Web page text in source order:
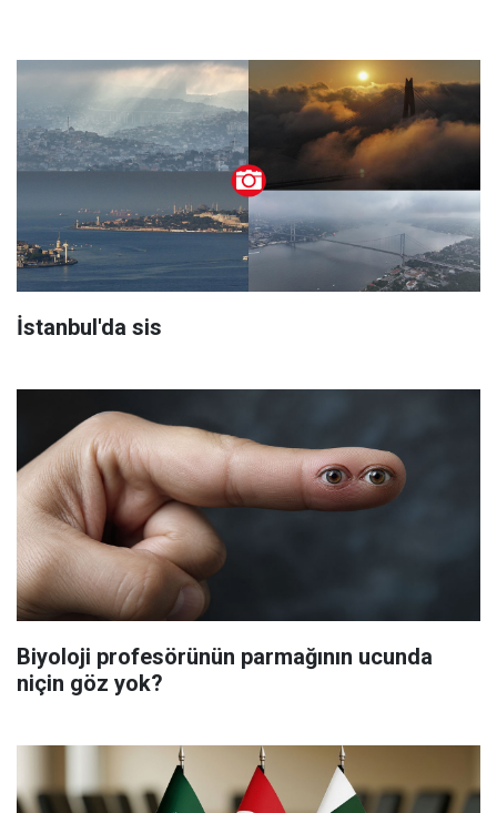
İstanbul'da sis
Biyoloji profesörünün parmağının ucunda
niçin göz yok?